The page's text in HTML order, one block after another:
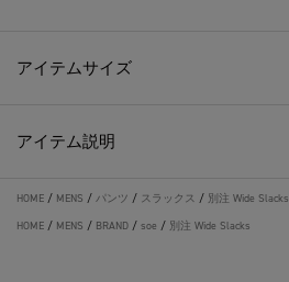
アイテムサイズ
アイテム説明
HOME / MENS / パンツ / スラックス / 別注 Wide Slacks
HOME / MENS / BRAND / soe / 別注 Wide Slacks